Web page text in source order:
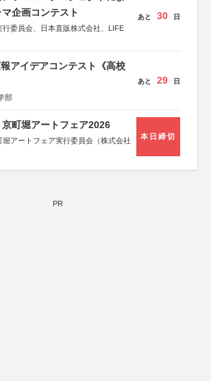
都市推進機構
協議会
企画コンテスト
行委員会、日本直販株式会社、LIFE
あと 30 日
アイデアコンテスト《高校
部
あと 29 日
町堀アートフェア2026
アートフェア実行委員会（株式会社
本日締切
PR